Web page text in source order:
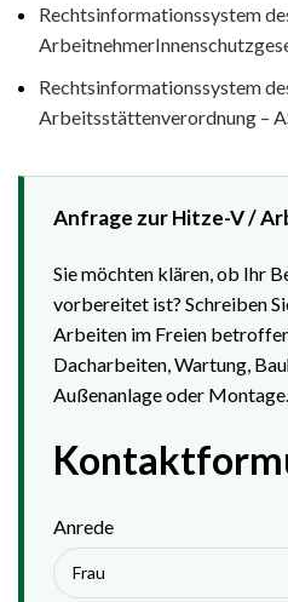
Rechtsinformationssystem
Rechtsinformationssystem
Arbeitsstättenverordnung –
Anfrage zur Hitze-V /
Sie möchten klären, ob Ihr
vorbereitet ist? Schreiben
Arbeiten im Freien
Dacharbeiten, Wartung,
Außenanlage oder Montage.
Anrede